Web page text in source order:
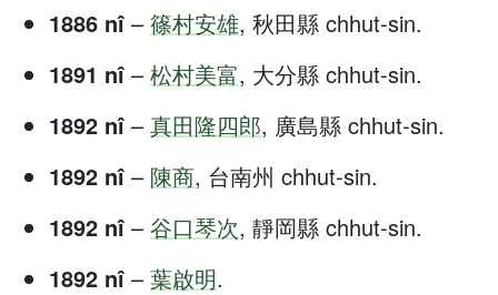
1886 nî – 篠村安雄, 秋田縣 chhut-sin.
1891 nî – 松村美富, 大分縣 chhut-sin.
1892 nî – 真田隆四郎, 廣島縣 chhut-sin.
1892 nî – 陳商, 台南州 chhut-sin.
1892 nî – 谷口琴次, 靜岡縣 chhut-sin.
1892 nî – 葉啟明.